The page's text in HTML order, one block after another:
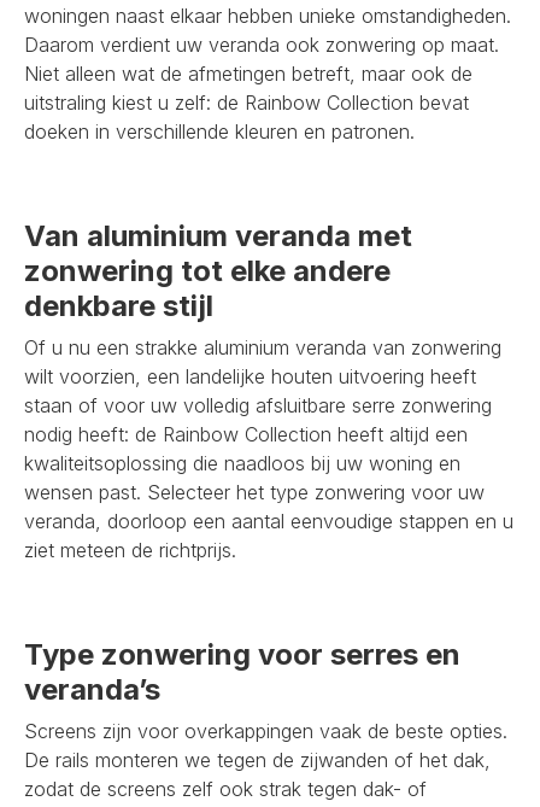
woningen naast elkaar hebben unieke omstandigheden.
Daarom verdient uw veranda ook zonwering op maat.
Niet alleen wat de afmetingen betreft, maar ook de
uitstraling kiest u zelf: de Rainbow Collection bevat
doeken in verschillende kleuren en patronen.
Van aluminium veranda met
zonwering tot elke andere
denkbare stijl
Of u nu een strakke aluminium veranda van zonwering
wilt voorzien, een landelijke houten uitvoering heeft
staan of voor uw volledig afsluitbare serre zonwering
nodig heeft: de Rainbow Collection heeft altijd een
kwaliteitsoplossing die naadloos bij uw woning en
wensen past. Selecteer het type zonwering voor uw
veranda, doorloop een aantal eenvoudige stappen en u
ziet meteen de richtprijs.
Type zonwering voor serres en
veranda’s
Screens zijn voor overkappingen vaak de beste opties.
De rails monteren we tegen de zijwanden of het dak,
zodat de screens zelf ook strak tegen dak- of